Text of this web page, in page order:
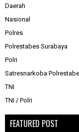
Daerah
Nasional
Polres
Polrestabes Surabaya
Polri
Satresnarkoba
TNI
TNI / Polri
FEATURED POST